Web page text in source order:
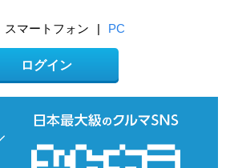
スマートフォン PC
ログイン